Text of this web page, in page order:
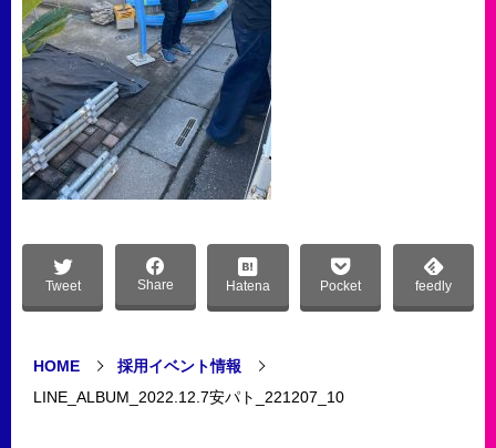
Tweet Share Hatena Pocket feedly
HOME
採用イベント情報
LINE_ALBUM_2022.12.7安パト_221207_10